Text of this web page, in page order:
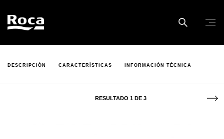
DESCRIPCIÓN CARACTERÍSTICAS INFORMACIÓN TÉCNICA
RESULTADO 1 DE 3